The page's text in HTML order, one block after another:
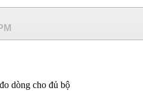
dòng cho đủ bộ